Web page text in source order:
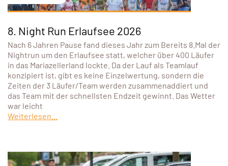
8. Night Run Erlaufsee 2026
Nach 6 Jahren Pause fand dieses Jahr zum Bereits 8.Mal der
Nightrun um den Erlaufsee statt, welcher über 400 Läufer
in das Mariazellerland lockte. Da der Lauf als Teamlauf
konzipiert ist, gibt es keine Einzelwertung, sondern die
Zeiten der 3 Läufer/Team werden zusammenaddiert und
das Team mit der schnellsten Endzeit gewinnt. Das Wetter
war leicht
Weiterlesen...